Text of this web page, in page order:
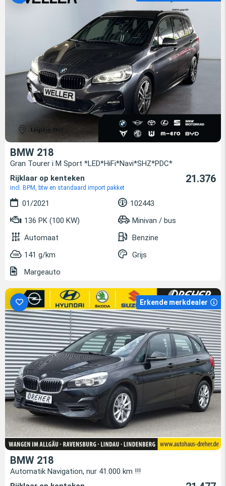
BMW 218
Gran Tourer i M Sport *LED*HiFi*Navi*SHZ*PDC*
Rijklaar op kenteken
incl. BPM, btw en standaard import pakket
21.376
01/2021
102443
136 PK (100 KW)
Minivan / bus
Automaat
Benzine
141 g/km
Grijs
Margeauto
Erkende merkdealer
BMW 218
Automatik Navigation, nur 41.000 km !!!